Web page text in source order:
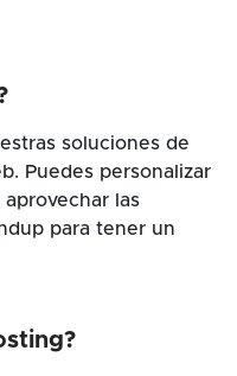
soluciones de
Puedes personalizar
las
para tener un